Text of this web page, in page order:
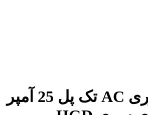
کلید مینیاتوری AC تک پل 25 آمپر